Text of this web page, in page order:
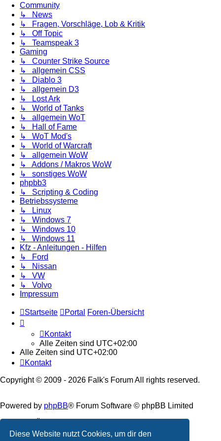
Diese Website nutzt Cookies, um dir den
Community
↳ News
↳ Fragen, Vorschläge, Lob & Kritik
↳ Off Topic
↳ Teamspeak 3
Gaming
↳ Counter Strike Source
↳ allgemein CSS
↳ Diablo 3
↳ allgemein D3
↳ Lost Ark
↳ World of Tanks
↳ allgemein WoT
↳ Hall of Fame
↳ WoT Mod's
↳ World of Warcraft
↳ allgemein WoW
↳ Addons / Makros WoW
↳ sonstiges WoW
phpbb3
↳ Scripting & Coding
Betriebssysteme
↳ Linux
↳ Windows 7
↳ Windows 10
↳ Windows 11
Kfz - Anleitungen - Hilfen
↳ Ford
↳ Nissan
↳ VW
↳ Volvo
Impressum
Startseite Portal Foren-Übersicht
Kontakt
Alle Zeiten sind UTC+02:00
Alle Zeiten sind UTC+02:00
Kontakt
Copyright © 2009 - 2026 Falk's Forum All rights reserved.
Powered by phpBB® Forum Software © phpBB Limited
Deutsche Übersetzung durch
Datenschutz |Nutzungsbedingungen